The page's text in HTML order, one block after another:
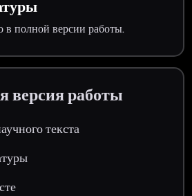
в полной версии работы.
версия работы
текста